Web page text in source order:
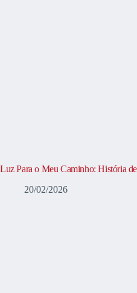
Luz Para o Meu Caminho: História
20/02/2026